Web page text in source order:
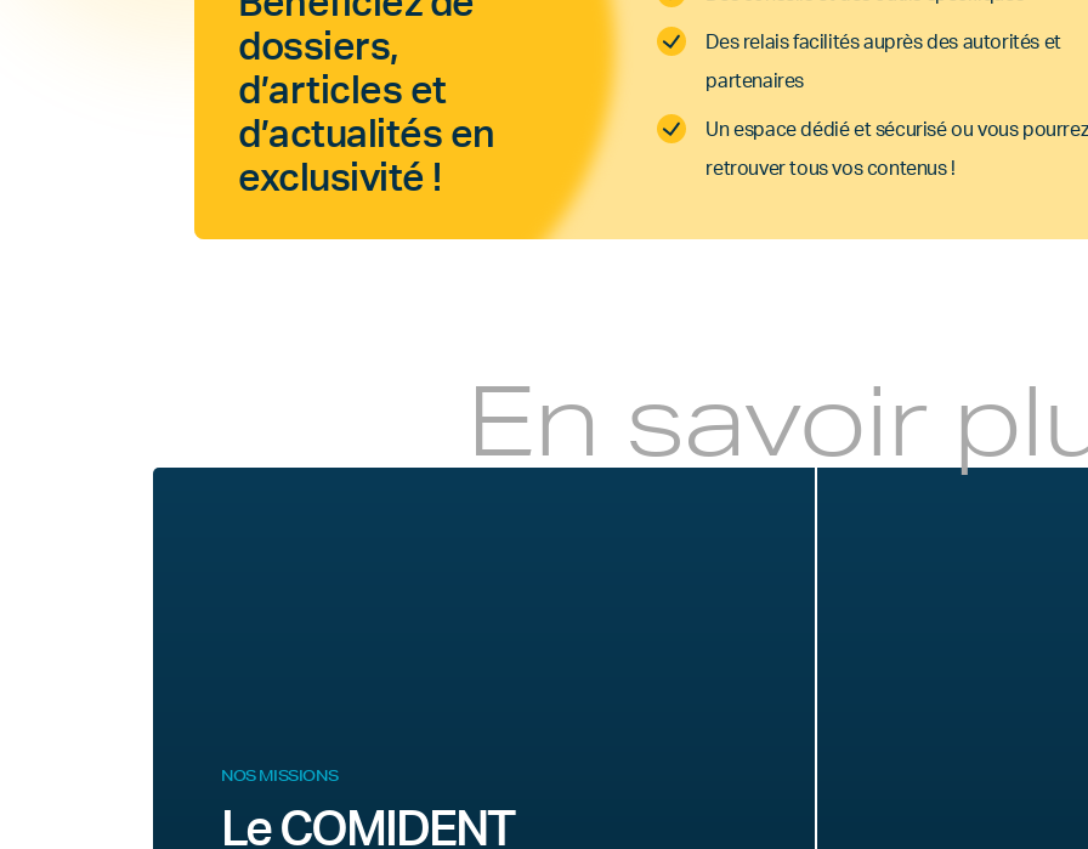
dossiers,
d’articles et
d’actualités en
exclusivité !
Des relais facilités auprès des autorités et
partenaires
Un espace dédié et sécurisé ou vous pourrez
retrouver tous vos contenus !
En savoir
NOS MISSIONS
Le COMIDENT